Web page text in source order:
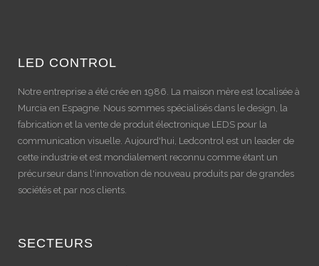
LED CONTROL
Notre entreprise a été crée en 1986. La maison mère est localisée à
Murcia en Espagne. Nous sommes spécialisés dans le design, la
fabrication et la vente de produit électronique LEDS pour la
communication visuelle. Aujourd'hui, Ledcontrol est un leader de
cette industrie et est mondialement reconnu comme étant un
précurseur dans l'innovation de nouveau produits par de grandes
sociétés et par nos clients.
SECTEURS